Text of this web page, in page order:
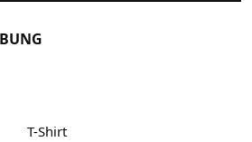
T-Shirt